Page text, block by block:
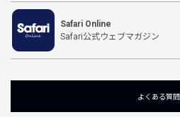
Safari Online
Safari公式ウェブマガジン
よくある質問